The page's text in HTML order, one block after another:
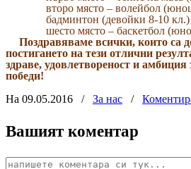
второ място – волейбол
бадминтон (девойки 8-10 кл.)
шесто място – баскетбол
Поздравяваме всички, които са
постигането на тези отлични
здраве, удовлетвореност и амбиция
победи!
На 09.05.2016
/ За нас /
Вашият коментар